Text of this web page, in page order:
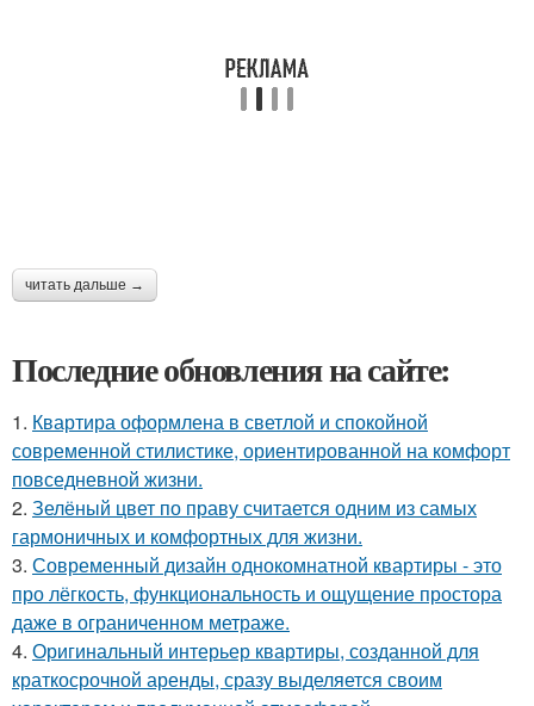
читать дальше →
Последние обновления на сайте:
1. Квартира оформлена в светлой и спокойной
современной стилистике, ориентированной на комфорт
повседневной жизни.
2. Зелёный цвет по праву считается одним из самых
гармоничных и комфортных для жизни.
3. Современный дизайн однокомнатной квартиры - это
про лёгкость, функциональность и ощущение простора
даже в ограниченном метраже.
4. Оригинальный интерьер квартиры, созданной для
краткосрочной аренды, сразу выделяется своим